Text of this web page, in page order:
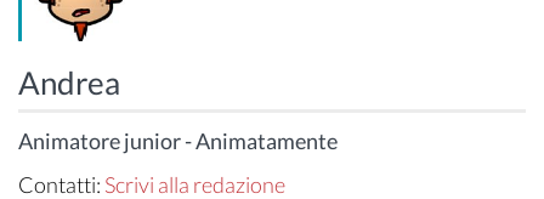
Andrea
Animatore junior - Animatamente
Contatti: Scrivi alla redazione